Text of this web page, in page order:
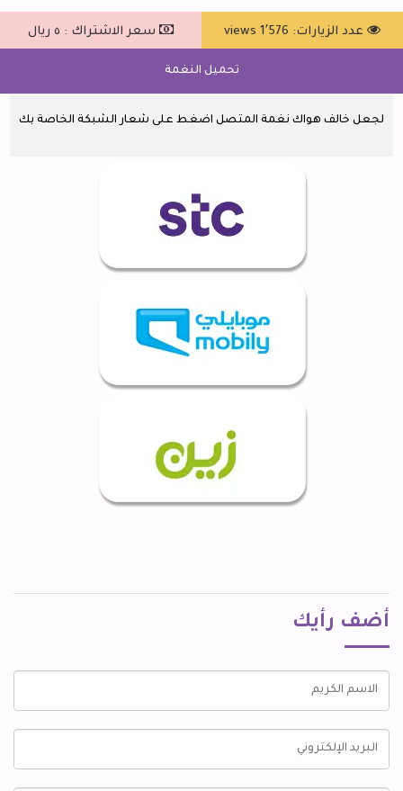
عدد الزيارات: 1٬576 views سعر الاشتراك : ٥ ريال
تحميل النغمة
لجعل خالف هواك نغمة المتصل اضغط على شعار الشبكة الخاصة بك
أضف رأيك